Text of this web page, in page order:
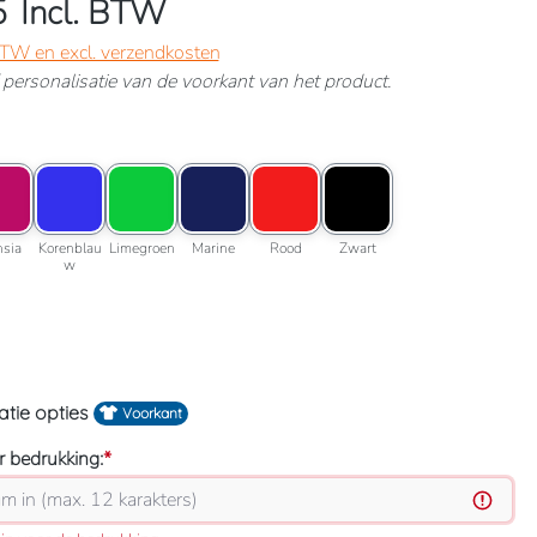
Incl. BTW
en excl. verzendkosten
van de voorkant van het product.
Fuchsia
Kleuroptie: Korenblauw
Korenblau
w
Kleuroptie: Limegroen
Limegroen
Kleuroptie: Marine
Marine
Kleuroptie: Rood
Rood
Kleuroptie: Zwart
Zwart
opties Voorkant
bedrukking:*